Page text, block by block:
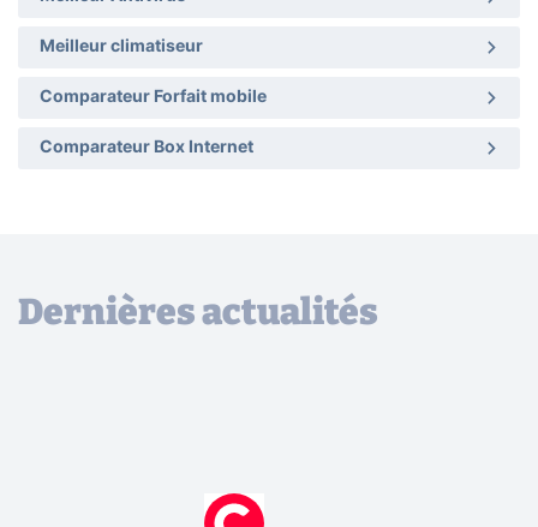
Meilleur climatiseur
Comparateur Forfait mobile
Comparateur Box Internet
Dernières actualités